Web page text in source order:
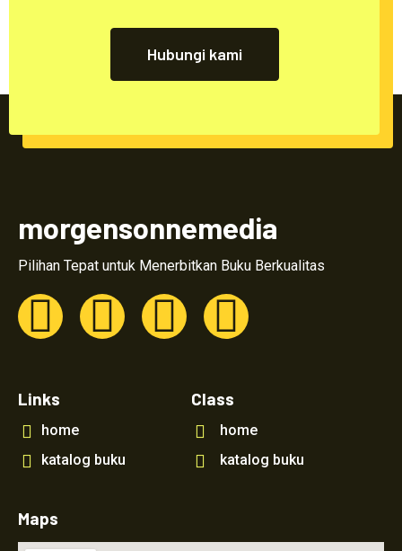
Hubungi kami
morgensonnemedia
Pilihan Tepat untuk Menerbitkan Buku Berkualitas
Links
home
katalog buku
Class
home
katalog buku
Maps